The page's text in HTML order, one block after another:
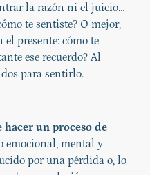
la razón ni el juicio…
te sentiste? O mejor,
el presente: cómo te
ese recuerdo? Al
para sentirlo.
un proceso de
emocional, mental y
por una pérdida o, lo